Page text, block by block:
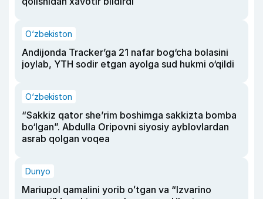
O‘zbekiston
Andijonda Tracker’ga 21 nafar bog‘cha bolasini
joylab, YTH sodir etgan ayolga sud hukmi o‘qildi
O‘zbekiston
“Sakkiz qator she’rim boshimga sakkizta bomba
bo‘lgan”. Abdulla Oripovni siyosiy ayblovlardan
asrab qolgan voqea
Dunyo
Mariupol qamalini yorib oʻtgan va “Izvarino